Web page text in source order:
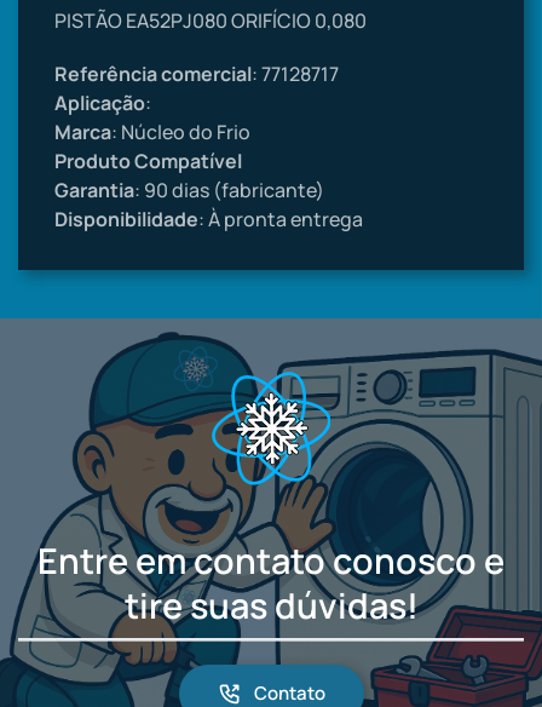
PISTÃO EA52PJ080 ORIFÍCIO 0,080
Referência comercial: 77128717
Aplicação:
Marca: Núcleo do Frio
Produto Compatível
Garantia: 90 dias (fabricante)
Disponibilidade: À pronta entrega
Entre em contato conosco e
tire suas dúvidas!
Contato